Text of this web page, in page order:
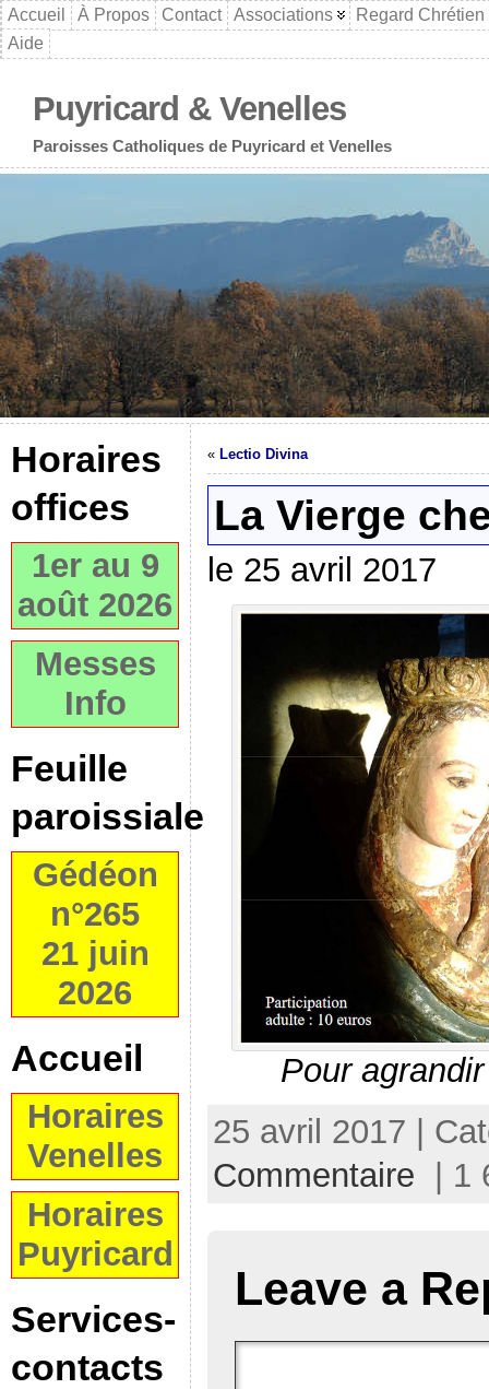
Accueil À Propos Contact Associations
Regard Chrétien
Aide
Puyricard & Venelles
Paroisses Catholiques de Puyricard et Venelles
Horaires
offices
1er au 9
août 2026
Messes
Info
Feuille
paroissiale
Gédéon
n°265
21 juin
2026
Accueil
Horaires
Venelles
Horaires
Puyricard
Services-
contacts
« Lectio Divina
La Vierge
le 25 avril 2017
Pour
25 avril 2017 |
Commentaire | 1
Leave a